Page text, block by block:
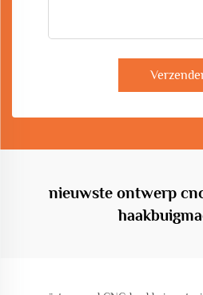
nieuwste ontwerp